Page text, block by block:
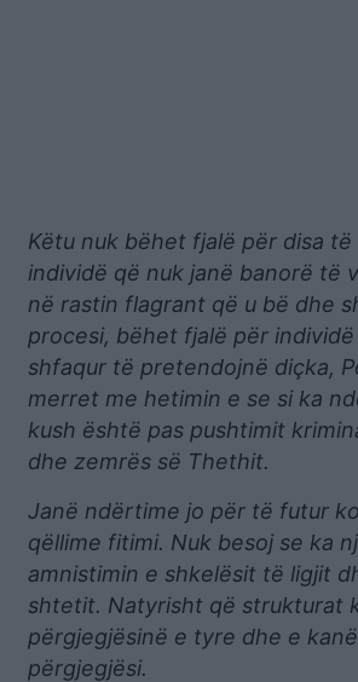
Këtu nuk bëhet fjalë për disa
individë që nuk janë banorë të
në rastin flagrant që u bë dhe
procesi, bëhet fjalë për individë
shfaqur të pretendojnë diçka,
merret me hetimin e se si ka
kush është pas pushtimit
dhe zemrës së Thethit.
Janë ndërtime jo për të futur
qëllime fitimi. Nuk besoj se ka
amnistimin e shkelësit të ligjit
shtetit. Natyrisht që strukturat
përgjegjësinë e tyre dhe e
përgjegjësi.